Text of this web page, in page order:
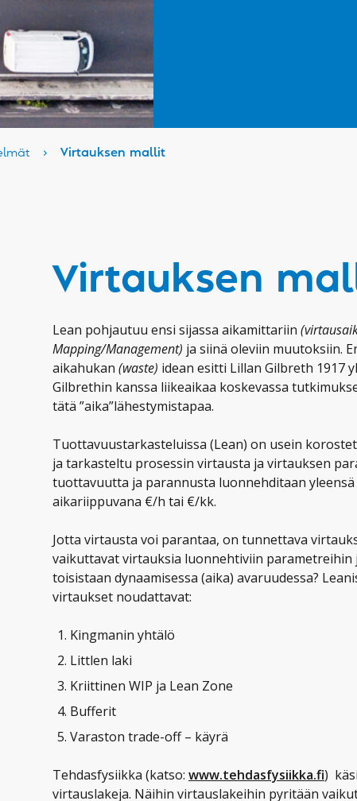
› Virtauksen mallit
Virtauksen
Lean pohjautuu ensi sijassa aikamittariin
Mapping/Management) ja siinä oleviin muutoksiin.
aikahukan (waste) idean esitti Lillan Gilbreth 1917
Gilbrethin kanssa liikeaikaa koskevassa
tätä ”aika”lähestymistapaa.
Tuottavuustarkasteluissa (Lean) on usein
ja tarkasteltu prosessin virtausta ja virtauksen
tuottavuutta ja parannusta luonnehditaan
aikariippuvana €/h tai €/kk.
Jotta virtausta voi parantaa, on tunnettava
vaikuttavat virtauksia luonnehtiviin parametreihin
toisistaan dynaamisessa (aika) avaruudessa?
virtaukset noudattavat:
Kingmanin yhtälö
Littlen laki
Kriittinen WIP ja Lean Zone
Bufferit
Varaston trade-off – käyrä
Tehdasfysiikka (katso: www.tehdasfysiikka.fi)
virtauslakeja. Näihin virtauslakeihin pyritään